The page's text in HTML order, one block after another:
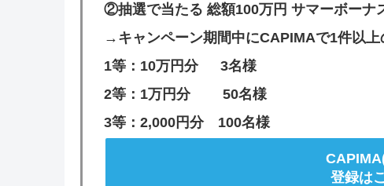
②抽選で当たる 総額100万円 サマーボーナ
→キャンペーン期間中にCAPIMAで1件以
1等：10万円分 3名様
2等：1万円分 50名様
3等：2,000円分 100名様
登録は